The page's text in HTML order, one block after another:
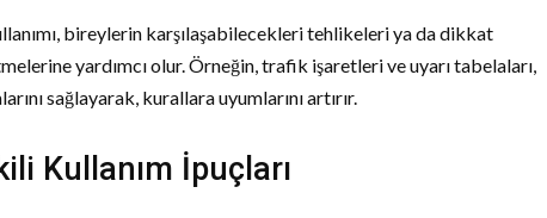
bireylerin karşılaşabilecekleri tehlikeleri ya da dikkat
yardımcı olur. Örneğin, trafik işaretleri ve uyarı tabelaları,
sağlayarak, kurallara uyumlarını artırır.
Kullanım İpuçları